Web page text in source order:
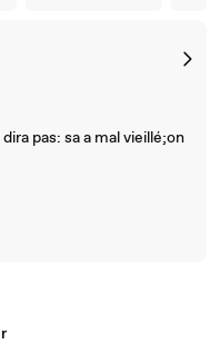
pas: sa a mal vieillé;on